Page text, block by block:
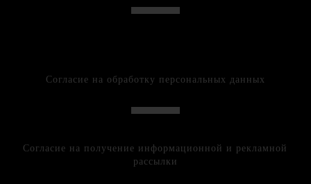
Согласие на обработку персональных данных
Согласие на получение информационной и рекламной
рассылки